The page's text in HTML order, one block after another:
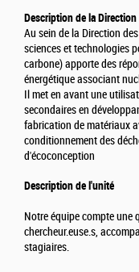
Description de la Direction
Au sein de la Direction
sciences et technologies
carbone) apporte des
énergétique associant
Il met en avant une
secondaires en
fabrication de matériaux
conditionnement des
d'écoconception
Description de l'unité
Notre équipe compte une
chercheur.euse.s,
stagiaires.